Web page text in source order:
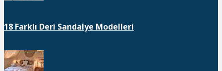
18 Farklı Deri Sandalye Modelleri